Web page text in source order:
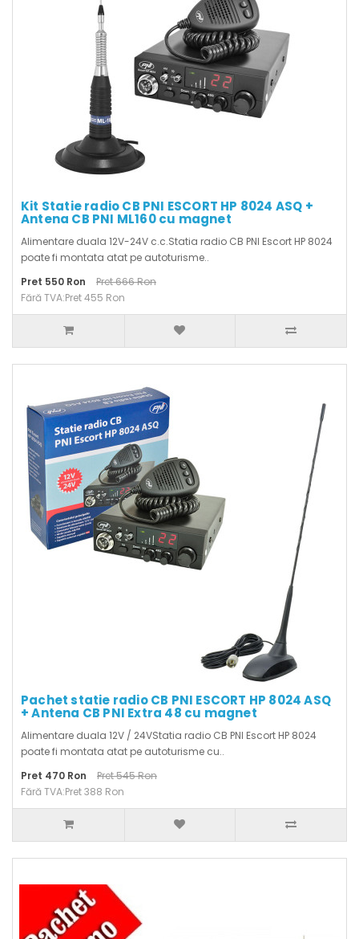
Kit Statie radio CB PNI ESCORT HP 8024 ASQ +
Antena CB PNI ML160 cu magnet
Alimentare duala 12V-24V c.c.Statia radio CB PNI Escort HP 8024
poate fi montata atat pe autoturisme..
Pret 550 Ron
Pret 666 Ron
Fără TVA:Pret 455 Ron
Pachet statie radio CB PNI ESCORT HP 8024 ASQ
+ Antena CB PNI Extra 48 cu magnet
Alimentare duala 12V / 24VStatia radio CB PNI Escort HP 8024
poate fi montata atat pe autoturisme cu..
Pret 470 Ron
Pret 545 Ron
Fără TVA:Pret 388 Ron